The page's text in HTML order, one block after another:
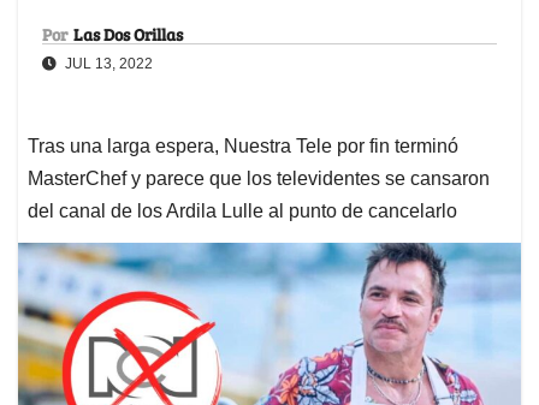
Por Las Dos Orillas
JUL 13, 2022
Tras una larga espera, Nuestra Tele por fin terminó
MasterChef y parece que los televidentes se cansaron
del canal de los Ardila Lulle al punto de cancelarlo